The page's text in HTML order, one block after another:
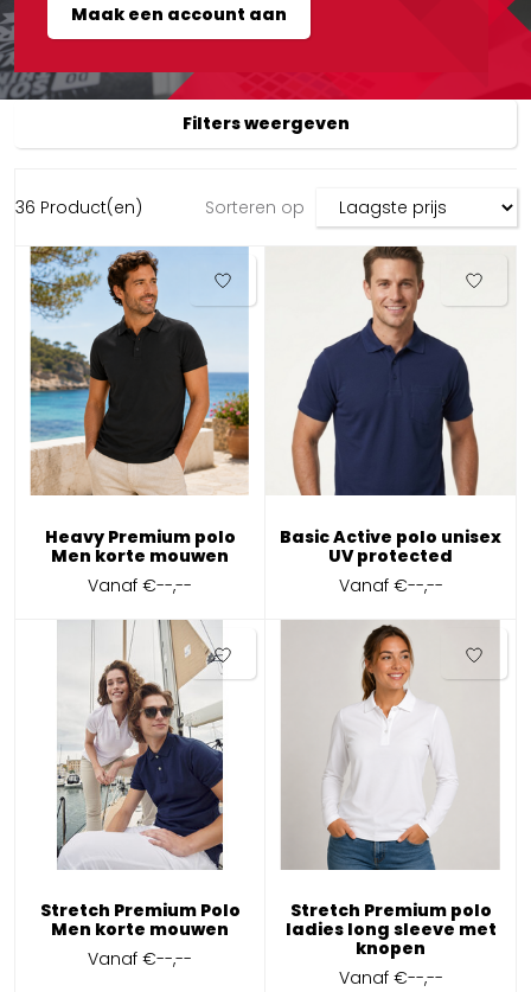
Maak een account aan
Filters weergeven
36 Product(en) Sorteren op
Heavy Premium polo
Men korte mouwen
Vanaf€--,--
Basic Active polo unisex
UV protected
Vanaf €--,--
Stretch Premium Polo
Men korte mouwen
Vanaf€--,--
Stretch Premium polo
ladies long sleeve met
knopen
Vanaf €--,--